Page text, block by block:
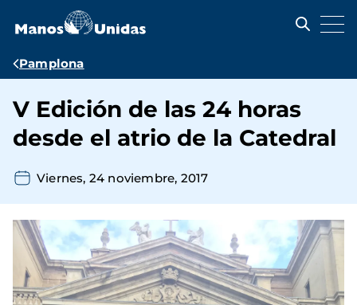
contenido
Ruta
navegación
Pamplona
V Edición de las 24 horas
desde el atrio de la Catedral
Viernes, 24 noviembre, 2017